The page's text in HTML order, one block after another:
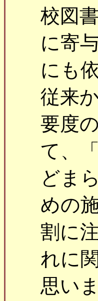
校図
に寄
にも
従来
要度
て、
どま
めの
割に
れに
思い